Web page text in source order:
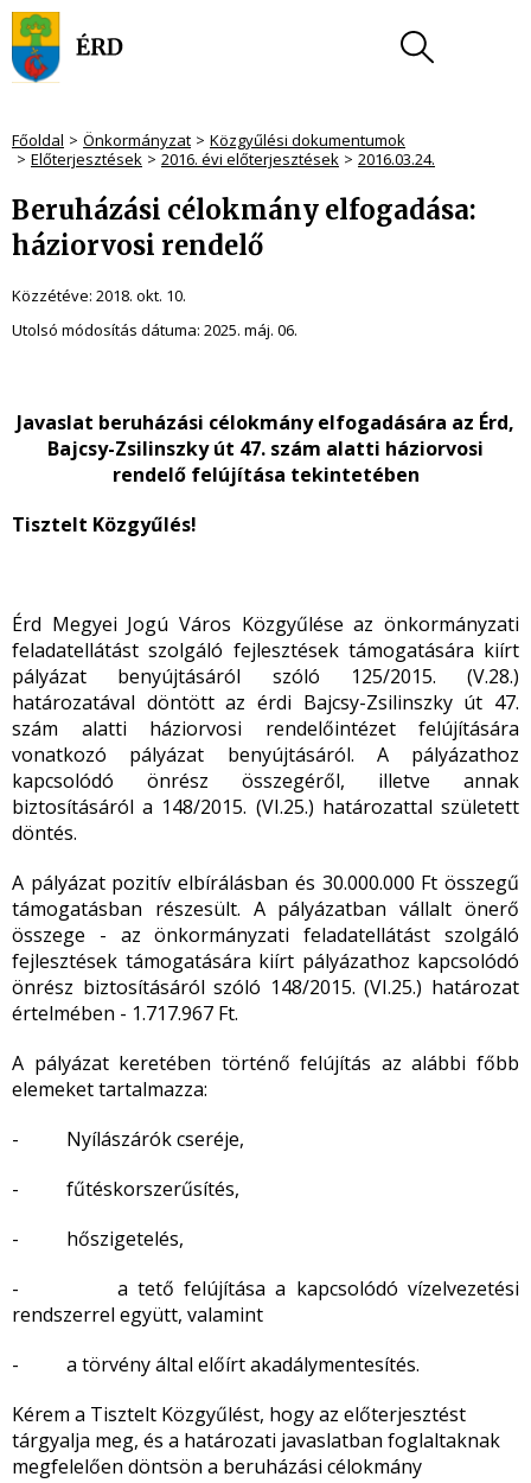
Főoldal Önkormányzat
Közgyűlési dokumentumok
Előterjesztések
2016. évi előterjesztések 2016.03.24.
Beruházási célokmány elfogadása:
háziorvosi rendelő
Közzétéve: 2018. okt. 10.
Utolsó módosítás dátuma: 2025. máj. 06.
Javaslat beruházási célokmány elfogadására az Érd,
Bajcsy-Zsilinszky út 47. szám alatti háziorvosi
rendelő felújítása tekintetében
Tisztelt Közgyűlés!
Érd Megyei Jogú Város Közgyűlése az önkormányzati
feladatellátást szolgáló fejlesztések támogatására kiírt
pályázat benyújtásáról szóló 125/2015. (V.28.)
határozatával döntött az érdi Bajcsy-Zsilinszky út 47.
szám alatti háziorvosi rendelőintézet felújítására
vonatkozó pályázat benyújtásáról. A pályázathoz
kapcsolódó önrész összegéről, illetve annak
biztosításáról a 148/2015. (VI.25.) határozattal született
döntés.
A pályázat pozitív elbírálásban és 30.000.000 Ft összegű
támogatásban részesült. A pályázatban vállalt önerő
összege - az önkormányzati feladatellátást szolgáló
fejlesztések támogatására kiírt pályázathoz kapcsolódó
önrész biztosításáról szóló 148/2015. (VI.25.) határozat
értelmében - 1.717.967 Ft.
A pályázat keretében történő felújítás az alábbi főbb
elemeket tartalmazza:
- Nyílászárók cseréje,
- fűtéskorszerűsítés,
- hőszigetelés,
- a tető felújítása a kapcsolódó vízelvezetési
rendszerrel együtt, valamint
- a törvény által előírt akadálymentesítés.
Kérem a Tisztelt Közgyűlést, hogy az előterjesztést
tárgyalja meg, és a határozati javaslatban foglaltaknak
megfelelően döntsön a beruházási célokmány